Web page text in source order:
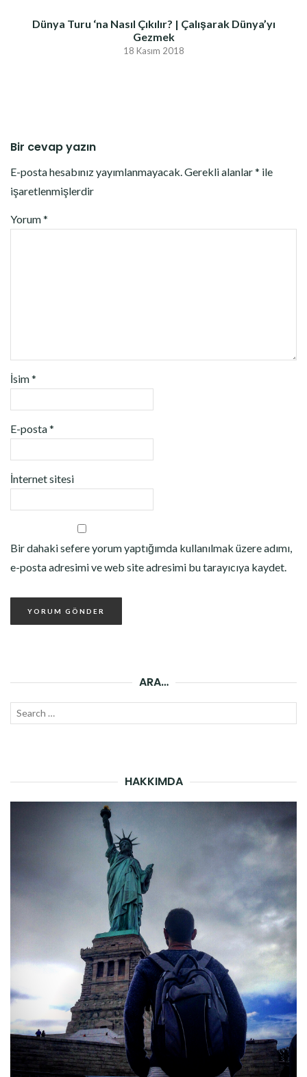
Dünya Turu ‘na Nasıl Çıkılır? | Çalışarak Dünya’yı
Gezmek
18 Kasım 2018
Bir cevap yazın
E-posta hesabınız yayımlanmayacak.Gerekli alanlar* ile
işaretlenmişlerdir
Yorum*
İsim*
E-posta*
İnternet sitesi
Bir dahaki sefere yorum yaptığımda kullanılmak üzere adımı,
e-posta adresimi ve web site adresimi bu tarayıcıya kaydet.
ARA…
Search
HAKKIMDA